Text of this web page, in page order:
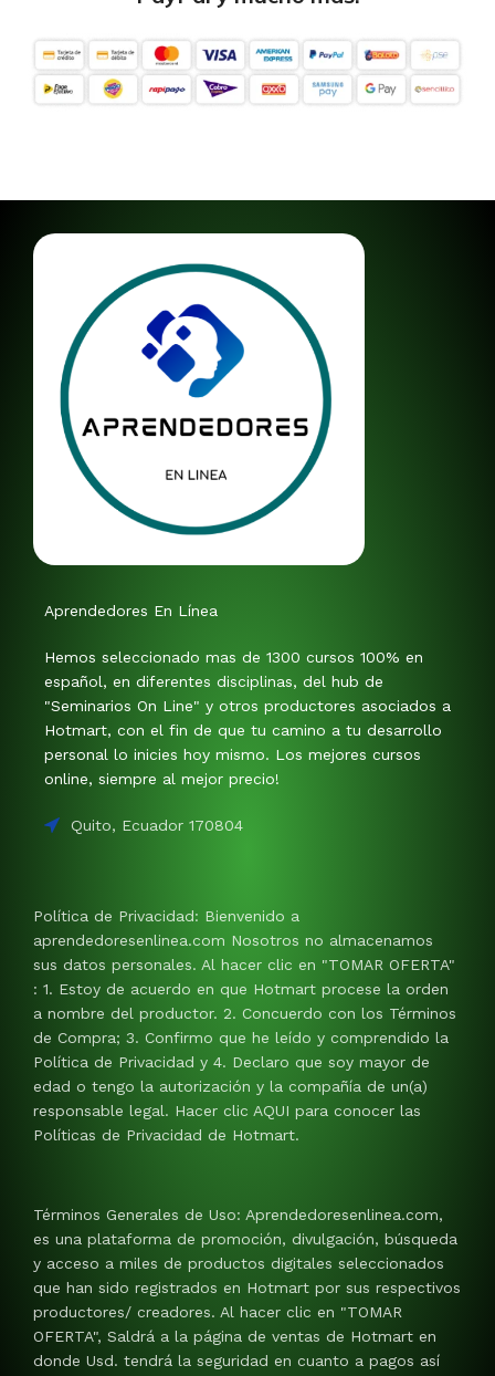
Aprendedores En Línea
Hemos seleccionado mas de 1300 cursos 100% en
español, en diferentes disciplinas, del hub de
"Seminarios On Line" y otros productores asociados a
Hotmart, con el fin de que tu camino a tu desarrollo
personal lo inicies hoy mismo. Los mejores cursos
online, siempre al mejor precio!
Quito, Ecuador 170804
Política de Privacidad: Bienvenido a
aprendedoresenlinea.com Nosotros no almacenamos
sus datos personales. Al hacer clic en "TOMAR OFERTA"
: 1. Estoy de acuerdo en que Hotmart procese la orden
a nombre del productor. 2. Concuerdo con los Términos
de Compra; 3. Confirmo que he leído y comprendido la
Política de Privacidad y 4. Declaro que soy mayor de
edad o tengo la autorización y la compañía de un(a)
responsable legal. Hacer clic AQUI para conocer las
Políticas de Privacidad de Hotmart.
Términos Generales de Uso: Aprendedoresenlinea.com,
es una plataforma de promoción, divulgación, búsqueda
y acceso a miles de productos digitales seleccionados
que han sido registrados en Hotmart por sus respectivos
productores/ creadores. Al hacer clic en "TOMAR
OFERTA", Saldrá a la página de ventas de Hotmart en
donde Usd. tendrá la seguridad en cuanto a pagos así